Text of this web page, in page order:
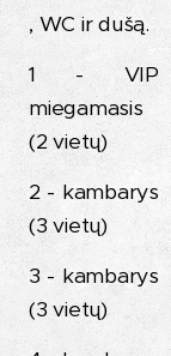
, WC ir dušą.
1 - VIP
miegamasis
(2 vietų)
2 - kambarys
(3 vietų)
3 - kambarys
(3 vietų)